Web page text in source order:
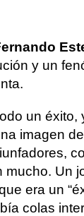
y un
un éxito,
imagen
mucho. Un
era un
colas